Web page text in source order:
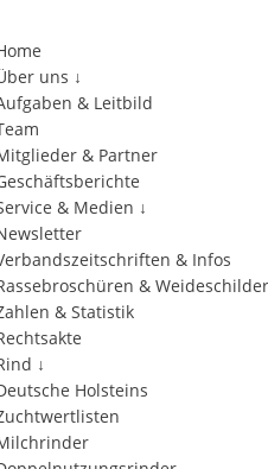
uns ↓
& Leitbild
& Partner
& Medien ↓
& Infos
& Weideschilder
& Statistik
↓
Holsteins